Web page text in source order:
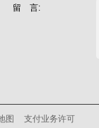
留 言:
图 支付业务许可